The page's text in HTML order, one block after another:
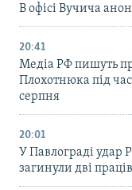
В офісі Вучича
20:41
Медіа РФ пишуть
Плохотнюка під
серпня
20:01
У Павлограді
загинули дві